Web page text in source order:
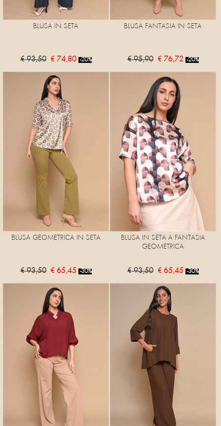
BLUSA IN SETA
€ 93,50 € 74,80 -20%
BLUSA FANTASIA IN SETA
€ 95,90 € 76,72 -20%
BLUSA GEOMETRICA IN SETA
€ 93,50 € 65,45 -30%
BLUSA IN SETA A FANTASIA
GEOMETRICA
€ 93,50 € 65,45 -30%